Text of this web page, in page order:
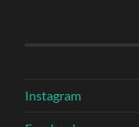
Instagram